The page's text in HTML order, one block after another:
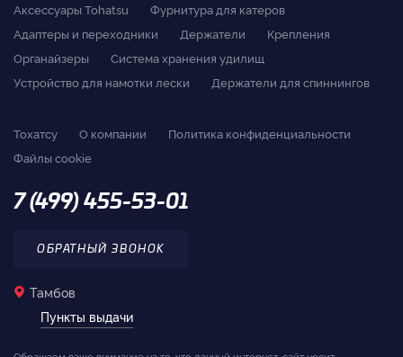
Аксессуары Tohatsu
Фурнитура для катеров
Адаптеры и переходники
Держатели
Крепления
Органайзеры
Система хранения удилищ
Устройство для намотки лески
Держатели для спиннингов
Тохатсу О компании
Политика конфиденциальности
Файлы cookie
7 (499) 455-53-01
ОБРАТНЫЙ ЗВОНОК
Тамбов
Пункты выдачи